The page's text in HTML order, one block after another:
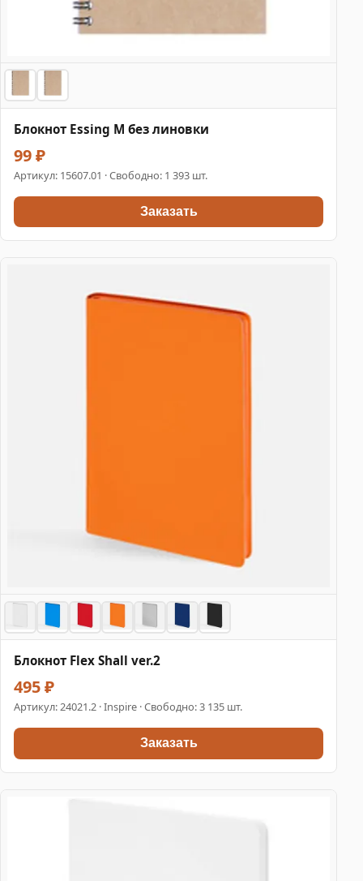
Блокнот Essing M без линовки
99 ₽
Артикул: 15607.01 · Свободно: 1 393 шт.
Заказать
Блокнот Flex Shall ver.2
495 ₽
Артикул:24021.2 · Inspire · Свободно: 3 135 шт.
Заказать